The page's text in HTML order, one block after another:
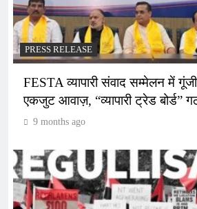
PRESS RELEASE
FESTA व्यापारी संवाद सम्मेलन में गूंजी
एकजुट आवाज़, “व्यापारी ट्रेड बोर्ड”
9 months ago